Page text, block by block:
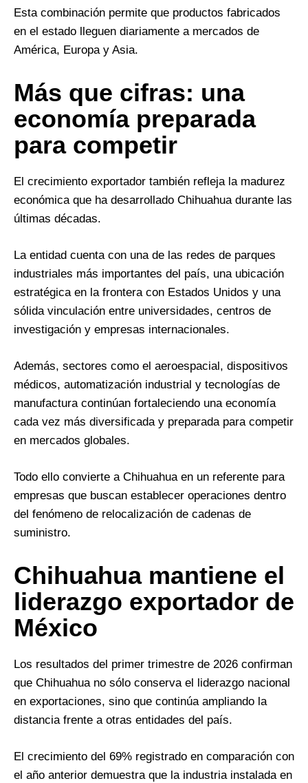
Esta combinación permite que productos fabricados
en el estado lleguen diariamente a mercados de
América, Europa y Asia.
Más que cifras: una
economía preparada
para competir
El crecimiento exportador también refleja la madurez
económica que ha desarrollado Chihuahua durante las
últimas décadas.
La entidad cuenta con una de las redes de parques
industriales más importantes del país, una ubicación
estratégica en la frontera con Estados Unidos y una
sólida vinculación entre universidades, centros de
investigación y empresas internacionales.
Además, sectores como el aeroespacial, dispositivos
médicos, automatización industrial y tecnologías de
manufactura continúan fortaleciendo una economía
cada vez más diversificada y preparada para competir
en mercados globales.
Todo ello convierte a Chihuahua en un referente para
empresas que buscan establecer operaciones dentro
del fenómeno de relocalización de cadenas de
suministro.
Chihuahua mantiene el
liderazgo exportador de
México
Los resultados del primer trimestre de 2026 confirman
que Chihuahua no sólo conserva el liderazgo nacional
en exportaciones, sino que continúa ampliando la
distancia frente a otras entidades del país.
El crecimiento del 69% registrado en comparación con
el año anterior demuestra que la industria instalada en